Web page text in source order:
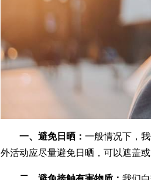
一、避免日晒： 一般情况下，
外活动应尽量避免日晒，可以遮盖或